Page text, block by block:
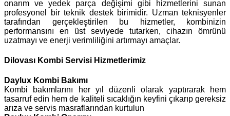
onarım ve yedek parça değişimi gibi hizmetlerini sunan
profesyonel bir teknik destek birimidir. Uzman teknisyenler
tarafından gerçekleştirilen bu hizmetler, kombinizin
performansını en üst seviyede tutarken, cihazın ömrünü
uzatmayı ve enerji verimliliğini artırmayı amaçlar.
Dilovası Kombi Servisi Hizmetlerimiz
Daylux Kombi Bakımı
Kombi bakımlarını her yıl düzenli olarak yaptırarak hem
tasarruf edin hem de kaliteli sıcaklığın keyfini çıkarıp gereksiz
arıza ve servis masraflarından kurtulun